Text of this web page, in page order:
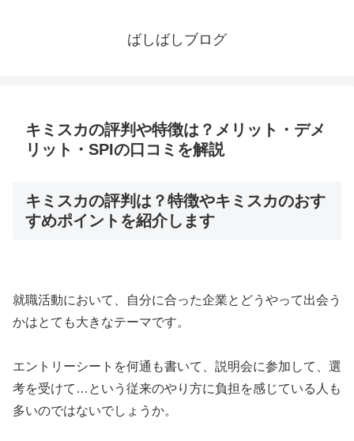
ばしばしブログ
キミスカの評判や特徴は？メリット・デメ
リット・SPIの口コミを解説
キミスカの評判は？特徴やキミスカのおす
すめポイントを紹介します
就職活動において、自分に合った企業とどうやって出会う
かはとても大きなテーマです。
エントリーシートを何通も書いて、説明会に参加して、選
考を受けて…という従来のやり方に負担を感じている人も
多いのではないでしょうか。